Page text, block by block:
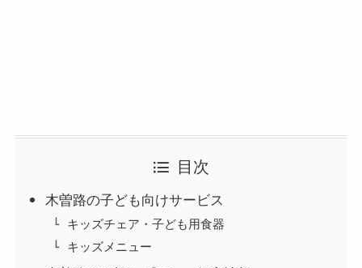
目次
木曽路の子ども向けサービス
キッズチェア・子ども用食器
キッズメニュー